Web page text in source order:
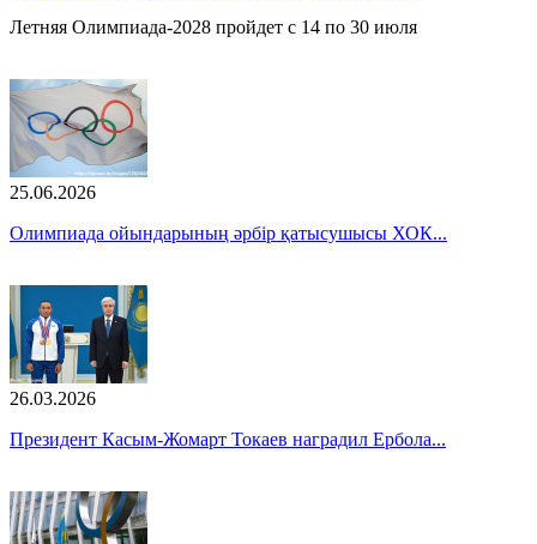
Летняя Олимпиада-2028 пройдет с 14 по 30 июля
25.06.2026
Олимпиада ойындарының әрбір қатысушысы ХОК...
26.03.2026
Президент Касым-Жомарт Токаев наградил Ербола...